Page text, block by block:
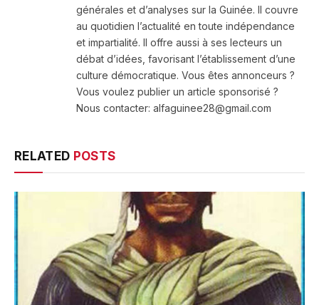
générales et d’analyses sur la Guinée. Il couvre
au quotidien l’actualité en toute indépendance
et impartialité. Il offre aussi à ses lecteurs un
débat d’idées, favorisant l’établissement d’une
culture démocratique. Vous êtes annonceurs ?
Vous voulez publier un article sponsorisé ?
Nous contacter: alfaguinee28@gmail.com
RELATED POSTS